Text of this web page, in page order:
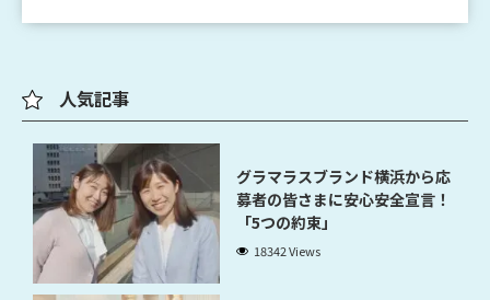
人気記事
グラマラスブランド横浜から応
募者の皆さまに安心安全宣言！
「5つの約束」
18342 Views